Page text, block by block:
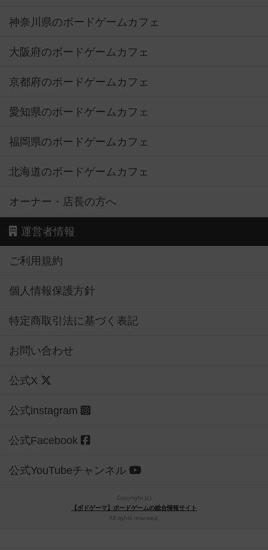
神奈川県のボードゲームカフェ
大阪府のボードゲームカフェ
京都府のボードゲームカフェ
愛知県のボードゲームカフェ
福岡県のボードゲームカフェ
北海道のボードゲームカフェ
オーナー・店長の方へ
運営者情報
ご利用規約
個人情報保護方針
特定商取引法に基づく表記
お問い合わせ
公式X
公式instagram
公式Facebook
公式YouTubeチャンネル
Copyright (c)
【ボドゲーマ】ボードゲームの総合情報サイト
All rights reserved.